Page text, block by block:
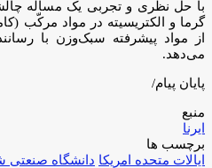
با حل نظری و تجربی یک مساله
گرما و الکتریسیته در مواد مرکّب
از مواد پیشرفته سبک‌وزن با
می‌دهد.
پایان پیام/
منبع
ایرنا
برچسب ها
ایالات متحده امریکا دانشگاه صنعتی